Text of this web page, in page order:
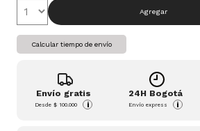
Agregar
Calcular tiempo de envío
Envío gratis
Desde$ 100.000 i
24H Bogotá
Envío express i